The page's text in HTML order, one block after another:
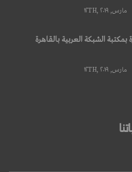
مارس, ۱۲TH, ۲۰۱۹
بمكتبة الشبكة العربية بالقاهرة
مارس, ۱۲TH, ۲۰۱۹